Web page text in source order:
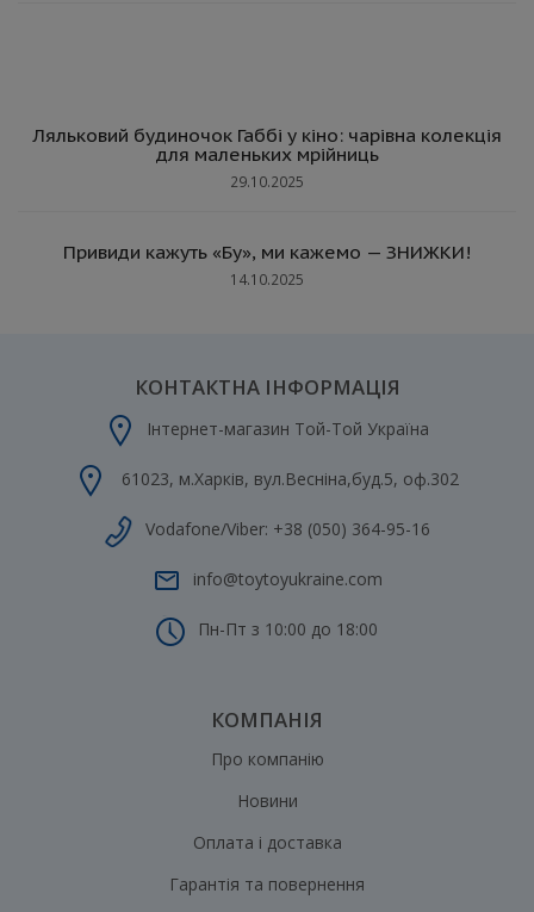
Ляльковий будиночок Габбі у кіно: чарівна колекція
для маленьких мрійниць
29.10.2025
Привиди кажуть «Бу», ми кажемо — ЗНИЖКИ!
14.10.2025
КОНТАКТНА ІНФОРМАЦІЯ
Інтернет-магазин Той-Той Україна
61023, м.Харків, вул.Весніна,буд.5, оф.302
Vodafone/Viber: +38 (050) 364-95-16
info@toytoyukraine.com
Пн-Пт з 10:00 до 18:00
КОМПАНІЯ
Про компанію
Новини
Оплата і доставка
Гарантія та повернення